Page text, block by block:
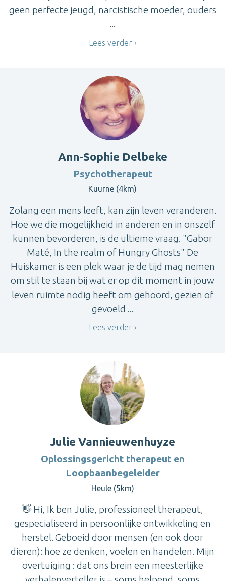
geen perfecte jeugd, narcistische moeder, ouders
...
Lees verder
Ann-Sophie Delbeke
Psychotherapeut
Kuurne (4km)
Zolang een mens leeft, kan zijn leven veranderen.
Hoe we die mogelijkheid in anderen en in onszelf
kunnen bevorderen, is de ultieme vraag. "Gabor
Maté, In the realm of Hungry Ghosts" De
Huiskamer is een plek waar je de tijd mag nemen
om stil te staan bij wat er op dit moment in jouw
leven ruimte nodig heeft om gehoord, gezien of
gevoeld ...
Lees verder
Julie Vannieuwenhuyze
Oplossingsgericht therapeut en
Loopbaanbegeleider
Heule (5km)
👋 Hi, Ik ben Julie, professioneel therapeut,
gespecialiseerd in persoonlijke ontwikkeling en
herstel. Geboeid door mensen (en ook door
dieren): hoe ze denken, voelen en handelen. Mijn
overtuiging : dat ons brein een meesterlijke